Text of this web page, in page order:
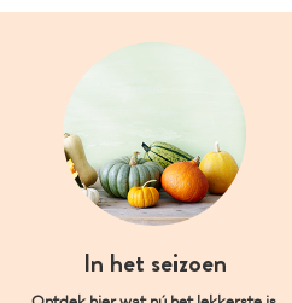
In het seizoen